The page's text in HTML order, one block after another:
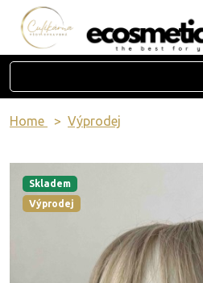
Home Výprodej
Skladem
Výprodej